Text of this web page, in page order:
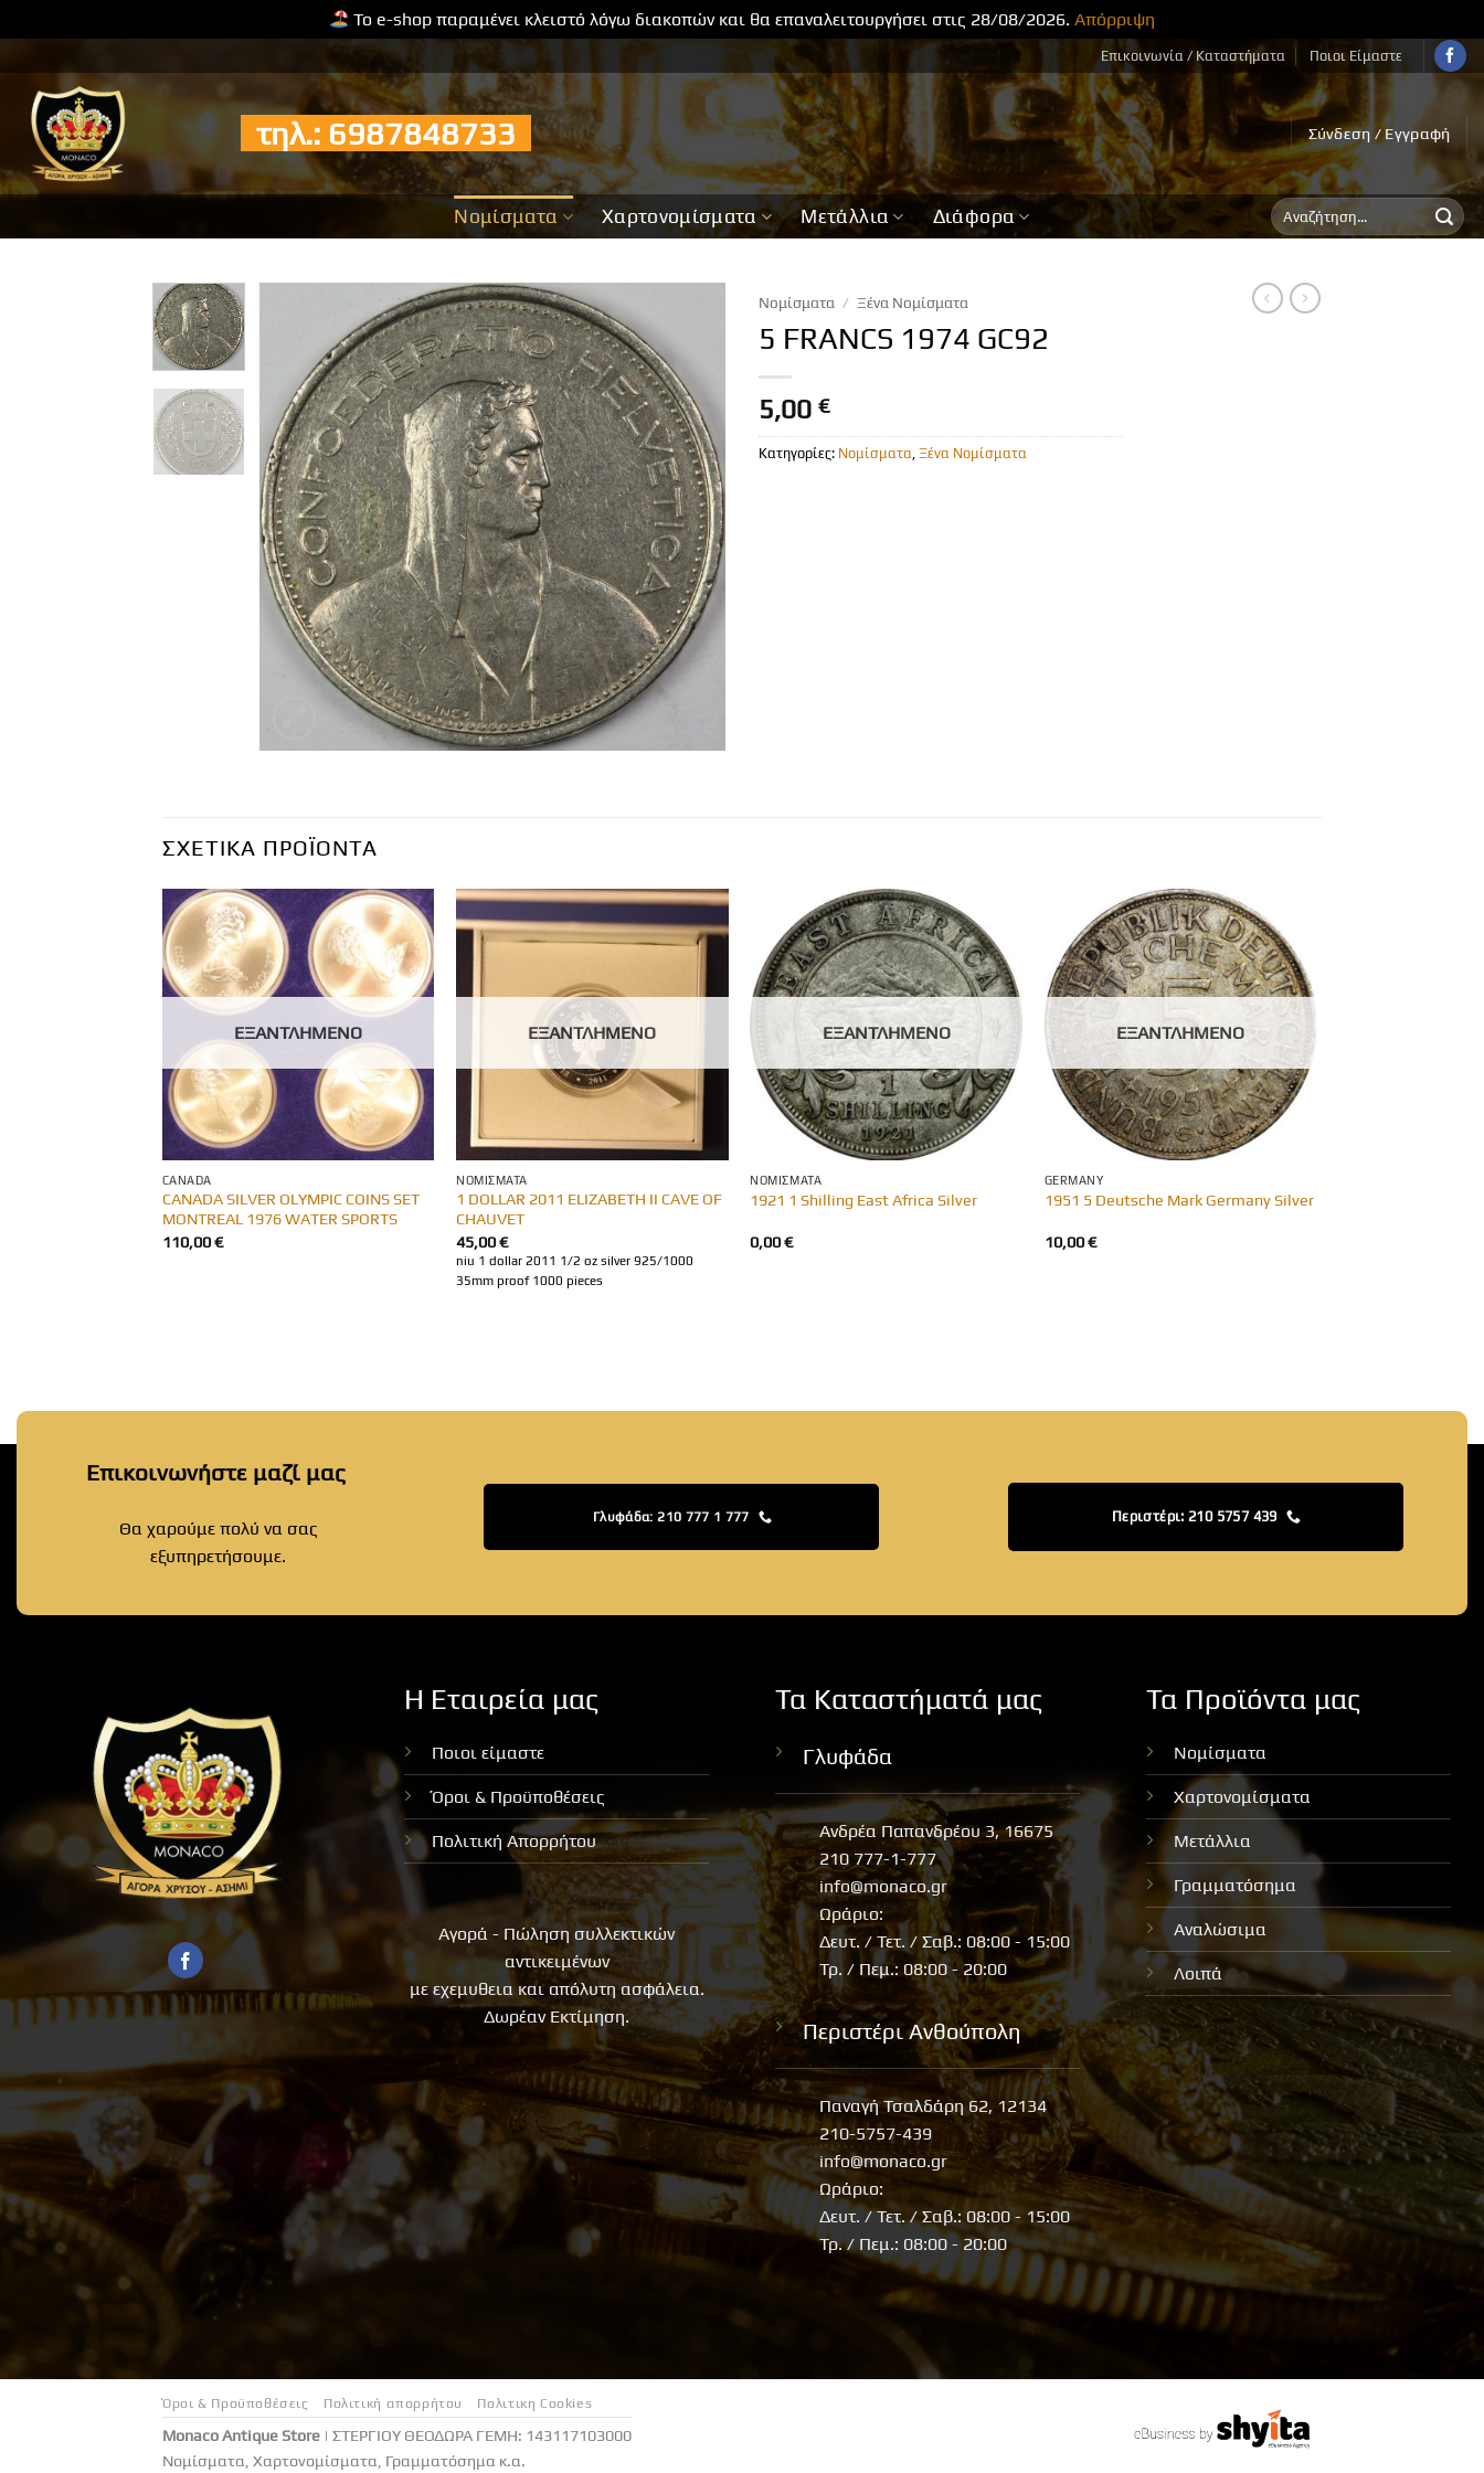
Το e-shop παραμένει κλειστό λόγω διακοπών και θα επαναλειτουργήσει στις 28/08/2026.Απόρριψη
στο
περιεχόμενο
Επικοινωνία / Καταστήματα Ποιοι Είμαστε
τηλ.: 6987848733 Σύνδεση / Εγγραφή
Νομίσματα Χαρτονομίσματα Μετάλλια Διάφορα
Αναζήτηση
για:
Νομίσματα / Ξένα Νομίσματα
5 FRANCS 1974 GC92
5,00 €
Κατηγορίες: Νομίσματα Ξένα Νομίσματα
ΣΧΕΤΙΚΆ ΠΡΟΪΌΝΤΑ
ΕΞΑΝΤΛΗΜΈΝΟ
CANADA
CANADA SILVER OLYMPIC COINS SET
MONTREAL 1976 WATER SPORTS
110,00€
ΕΞΑΝΤΛΗΜΈΝΟ
ΝΟΜΊΣΜΑΤΑ
1 DOLLAR 2011 ELIZABETH II CAVE OF
CHAUVET
45,00€
niu 1 dollar 2011 1/2 oz silver 925/1000
35mm proof 1000 pieces
ΕΞΑΝΤΛΗΜΈΝΟ
ΝΟΜΊΣΜΑΤΑ
1921 1 Shilling East Africa Silver
0,00€
ΕΞΑΝΤΛΗΜΈΝΟ
GERMANY
1951 5 Deutsche Mark Germany Silver
10,00€
Επικοινωνήστε μαζί μας
Θα χαρούμε πολύ να σας
εξυπηρετήσουμε.
Γλυφάδα: 210 777 1 777 Περιστέρι: 210 5757 439
Η Εταιρεία μας
Ποιοι είμαστε
Όροι & Προϋποθέσεις
Πολιτική Απορρήτου
Αγορά - Πώληση συλλεκτικών
αντικειμένων
με εχεμυθεια και απόλυτη ασφάλεια.
Δωρέαν Εκτίμηση.
Τα Καταστήματά μας
Γλυφάδα
Ανδρέα Παπανδρέου 3, 16675
210 777-1-777
info@monaco.gr
Ωράριο:
Δευτ. / Τετ. / Σαβ.: 08:00 - 15:00
Τρ. / Πεμ.: 08:00 - 20:00
Περιστέρι Ανθούπολη
Παναγή Τσαλδάρη 62, 12134
210-5757-439
info@monaco.gr
Ωράριο:
Δευτ. / Τετ. / Σαβ.: 08:00 - 15:00
Τρ. / Πεμ.: 08:00 - 20:00
Τα Προϊόντα μας
Νομίσματα
Χαρτονομίσματα
Μετάλλια
Γραμματόσημα
Αναλώσιμα
Λοιπά
Όροι & Προϋποθέσεις Πολιτική απορρήτου Πολιτικη Cookies
Monaco Antique Store | ΣΤΕΡΓΙΟΥ ΘΕΟΔΩΡΑ ΓΕΜΗ: 143117103000
Νομίσματα, Χαρτονομίσματα, Γραμματόσημα κ.α.